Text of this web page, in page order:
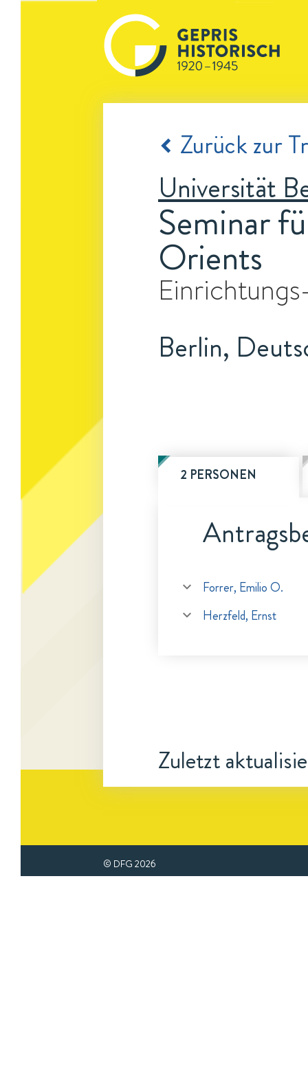
Zurück zur
Universität
Seminar
Orients
Berlin,
2 PERSONEN
Forrer, Emilio O.
Herzfeld, Ernst
Zuletzt
© DFG 2026